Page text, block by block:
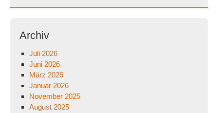
Archiv
Juli 2026
Juni 2026
März 2026
Januar 2026
November 2025
August 2025